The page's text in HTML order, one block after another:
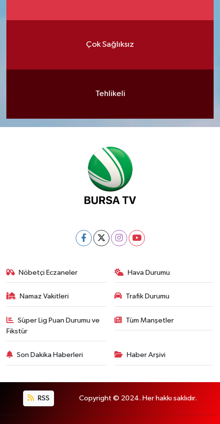
Çok Sağlıksız
Tehlikeli
Nöbetçi Eczaneler Hava Durumu
Namaz Vakitleri Trafik Durumu
Süper Lig Puan Durumu ve
Fikstür
Tüm Manşetler
Son Dakika Haberleri Haber Arşivi
RSS Copyright © 2024. Her hakkı saklıdır.